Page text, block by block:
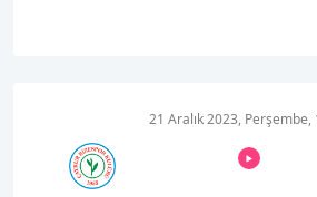
21 Aralık 2023, Perşembe,